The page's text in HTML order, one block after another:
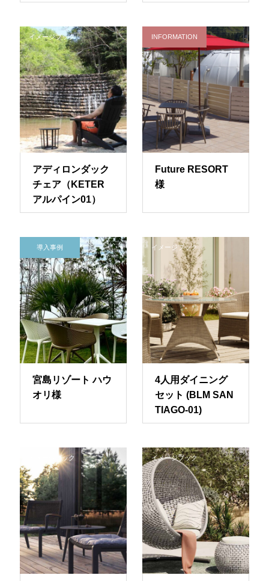
イメージブック
アディロンダック
チェア（KETER
アルパイン01）
INFORMATION
Future RESORT
様
導入事例
宮島リゾート ハウ
オリ様
イメージブック
4人用ダイニング
セット (BLM SAN
TIAGO-01)
イメージブック イメージブック